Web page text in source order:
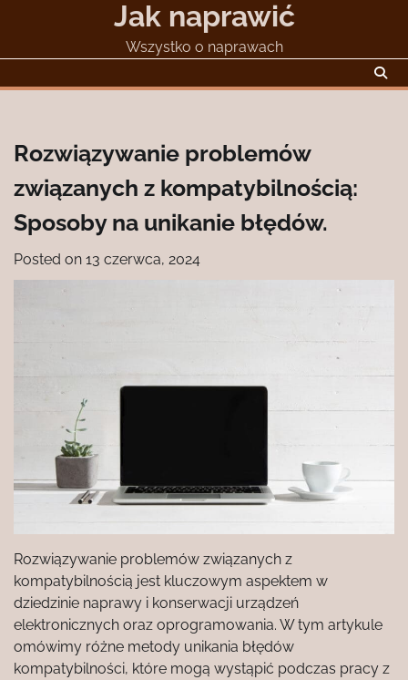
Jak naprawić
Wszystko o naprawach
Rozwiązywanie problemów
związanych z kompatybilnością:
Sposoby na unikanie błędów.
Posted on 13 czerwca, 2024
Rozwiązywanie problemów związanych z
kompatybilnością jest kluczowym aspektem w
dziedzinie naprawy i konserwacji urządzeń
elektronicznych oraz oprogramowania. W tym artykule
omówimy różne metody unikania błędów
kompatybilności, które mogą wystąpić podczas pracy z